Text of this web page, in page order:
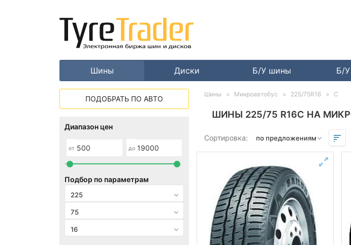
Шины Диски Б/У шины Б/У
ШИНЫ 225/75 R16C НА
Сортировка:
Шины Микроавтобус 225/75R16 C
ПОДОБРАТЬ ПО АВТО
Диапазон цен
от до
Подбор по параметрам
225
75
16